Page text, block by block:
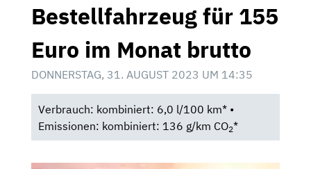
Bestellfahrzeug für 155
Euro im Monat brutto
DONNERSTAG, 31. AUGUST 2023 UM 14:35
Verbrauch: kombiniert: 6,0 l/100 km* •
Emissionen: kombiniert: 136 g/km CO2*